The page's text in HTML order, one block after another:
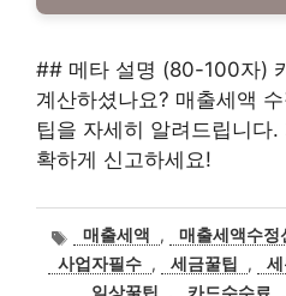
## 메타 설명 (80-100자)
계산하셨나요? 매출세액
팁을 자세히 알려드립니다
확하게 신고하세요!
태
그
매출세액 , 매출세액수정
사업자필수 , 세금꿀팁 ,